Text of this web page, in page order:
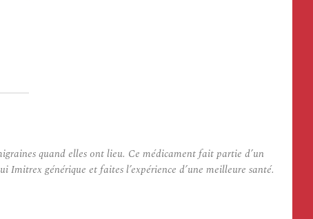
quand elles ont lieu. Ce médicament fait partie d’un
Imitrex générique et faites l’expérience d’une meilleure santé.